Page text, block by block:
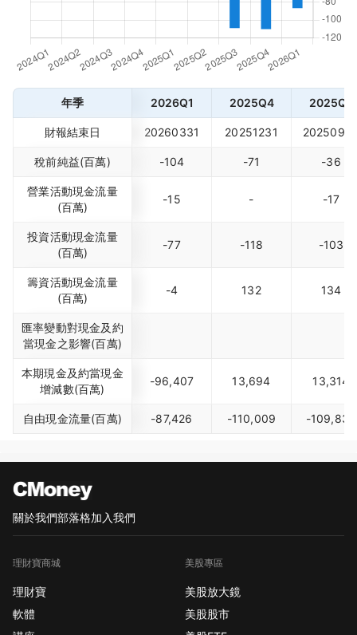
年季 2026Q1 2025Q4 2025Q3
財報結束日 20260331 20251231
稅前純益(百萬) -104 -71 -36
營業活動現金流量
(百萬)
-15 - -17
投資活動現金流量
(百萬)
-77 -118 -103
籌資活動現金流量
(百萬)
-4 132 134
匯率變動對現金及約
當現金之影響(百萬)
本期現金及約當現金
增減數(百萬)
-96,407 13,694 13,314
自由現金流量(百萬) -87,426 -110,009 -109,830
關於我們部落格加入我們
理財寶商城
理財寶
軟體
美股專區
美股放大鏡
美股股市